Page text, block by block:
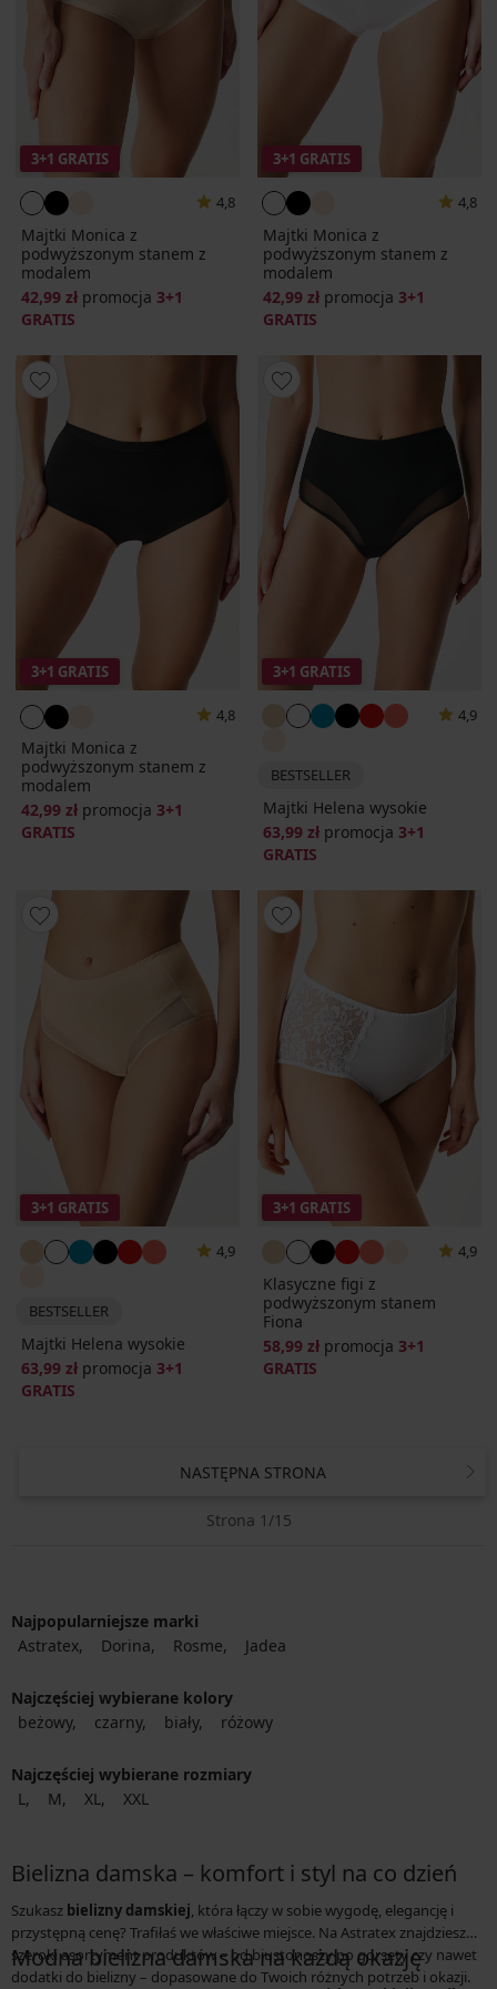
3+1 GRATIS
4,8
Majtki Monica z
podwyższonym stanem z
modalem
42,99 zł promocja 3+1
GRATIS
3+1 GRATIS
4,8
Majtki Monica z
podwyższonym stanem z
modalem
42,99 zł promocja 3+1
GRATIS
3+1 GRATIS
4,8
Majtki Monica z
podwyższonym stanem z
modalem
42,99 zł promocja 3+1
GRATIS
3+1 GRATIS
4,9
BESTSELLER
Majtki Helena wysokie
63,99 zł promocja 3+1
GRATIS
3+1 GRATIS
4,9
BESTSELLER
Majtki Helena wysokie
63,99 zł promocja 3+1
GRATIS
3+1 GRATIS
4,9
Klasyczne figi z
podwyższonym stanem
Fiona
58,99 zł promocja 3+1
GRATIS
NASTĘPNA STRONA
Strona 1/15
Najpopularniejsze marki
Astratex
Dorina Rosme Jadea
Najczęściej wybierane kolory
beżowy
czarny biały różowy
Najczęściej wybierane rozmiary
L
M XL XXL
Bielizna damska – komfort i styl na co dzień
Szukasz bielizny damskiej, która łączy w sobie wygodę, elegancję i
przystępną cenę? Trafiłaś we właściwe miejsce. Na Astratex znajdziesz
szeroki asortyment produktów – od biustonoszy po gorsety czy nawet
dodatki do bielizny – dopasowane do Twoich różnych potrzeb i okazji.
Modna bielizna damska na każdą okazję